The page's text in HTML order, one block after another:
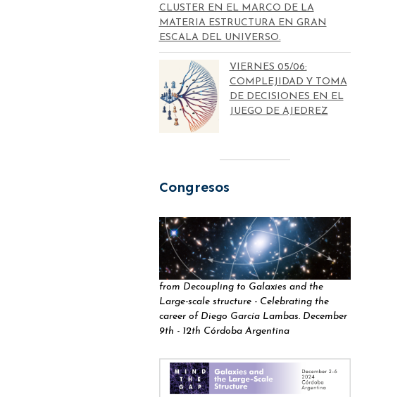
CLUSTER EN EL MARCO DE LA
MATERIA ESTRUCTURA EN GRAN
ESCALA DEL UNIVERSO.
VIERNES 05/06:
COMPLEJIDAD Y TOMA
DE DECISIONES EN EL
JUEGO DE AJEDREZ
Congresos
from Decoupling to Galaxies and the
Large-scale structure - Celebrating the
career of Diego García Lambas. December
9th - 12th Córdoba Argentina